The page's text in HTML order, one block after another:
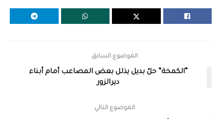
الموضوع السابق
“الكمخة” حلٌ بديل يذلل بعض المصاعب أمام أبناء
ديرالزور
الموضوع التالي